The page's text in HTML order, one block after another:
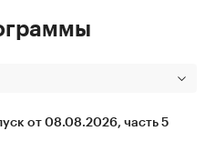
от 08.08.2026, часть 5